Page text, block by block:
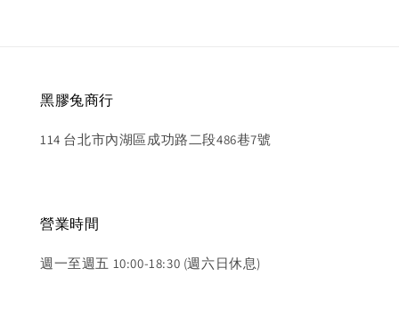
黑膠兔商行
114 台北市內湖區成功路二段486巷7號
營業時間
週一至週五 10:00-18:30 (週六日休息)